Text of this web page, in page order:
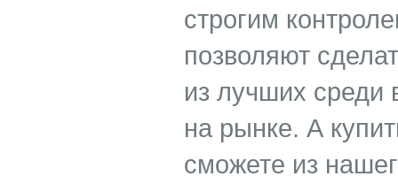
строгим
позволяют
из лучших среди
на рынке. А
сможете из